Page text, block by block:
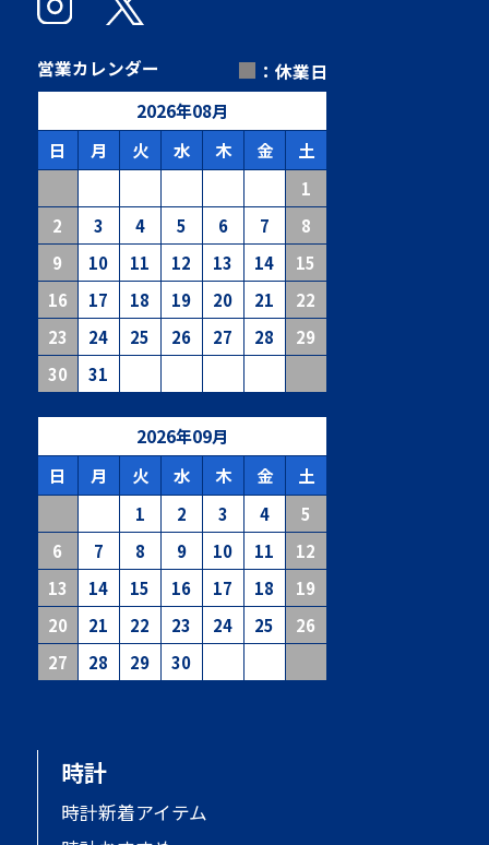
営業カレンダー ■ ：休業日
2026年08月
日
月 火 水 木 金 土
1
2
3 4 5 6 7
8
9
10 11 12 13 14
15
16
17 18 19 20 21
22
23
24 25 26 27 28
29
30
31
2026年09月
日
月 火 水 木 金 土
1 2 3 4
5
6
7 8 9 10 11
12
13
14 15 16 17 18
19
20
21 22 23 24 25
26
27
28 29 30
時計
時計新着アイテム